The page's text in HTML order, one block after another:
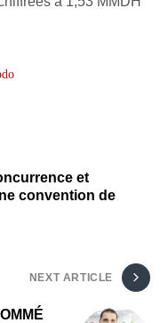
et
convention de
NEXT ARTICLE